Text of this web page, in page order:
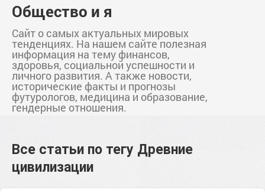
Общество и я
Сайт о самых актуальных мировых
тенденциях. На нашем сайте полезная
информация на тему финансов,
здоровья, социальной успешности и
личного развития. А также новости,
исторические факты и прогнозы
футурологов, медицина и образование,
гендерные отношения.
Все статьи по тегу Древние
цивилизации